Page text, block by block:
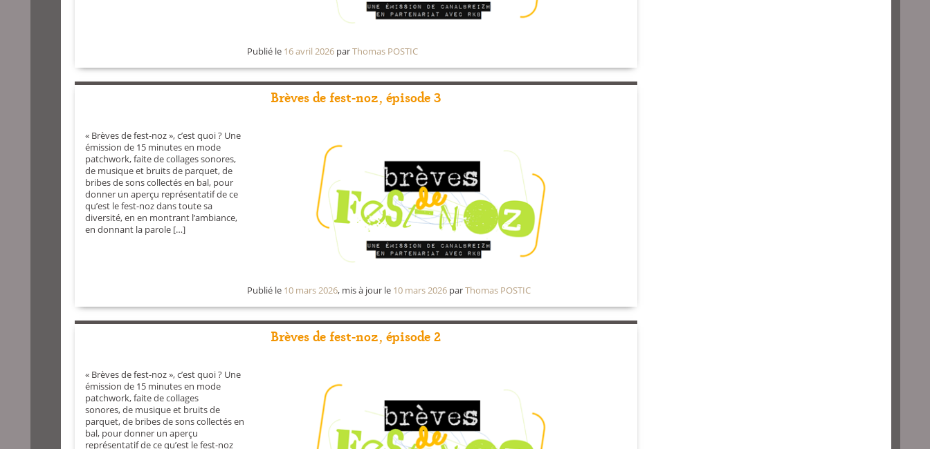
Publié le 16 avril 2026 parThomas POSTIC
Brèves de fest-noz, épisode 3
« Brèves de fest-noz », c’est quoi ? Une
émission de 15 minutes en mode
patchwork, faite de collages sonores,
de musique et bruits de parquet, de
bribes de sons collectés en bal, pour
donner un aperçu représentatif de ce
qu’est le fest-noz dans toute sa
diversité, en en montrant l’ambiance,
en donnant la parole […]
Publié le 10 mars 2026, mis à jour le 10 mars 2026 parThomas POSTIC
Brèves de fest-noz, épisode 2
« Brèves de fest-noz », c’est quoi ? Une
émission de 15 minutes en mode
patchwork, faite de collages
sonores, de musique et bruits de
parquet, de bribes de sons collectés en
bal, pour donner un aperçu
représentatif de ce qu’est le fest-noz